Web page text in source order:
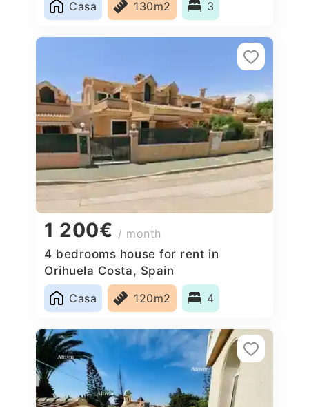
Casa 130m2 3
1 200€ / month
4 bedrooms house for rent in
Orihuela Costa, Spain
Casa
120m2 4